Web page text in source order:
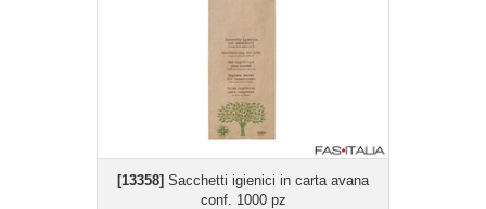
[13358] Sacchetti igienici in carta avana
conf. 1000 pz